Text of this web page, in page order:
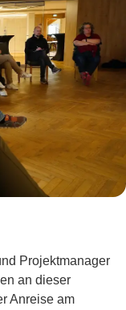
Projektmanager
an dieser
Anreise am